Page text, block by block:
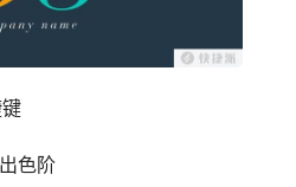
色阶